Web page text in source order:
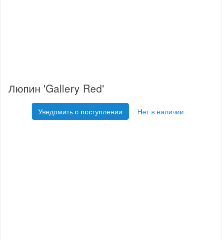
Люпин 'Gallery Red'
Уведомить о поступлении Нет в наличии